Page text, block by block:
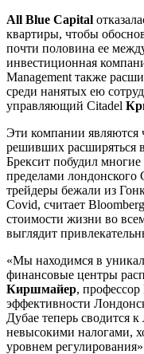
All Blue Capital
квартиры, чтобы
почти половина ее
инвестиционная
Management также
среди нанятых ею
управляющий Citadel
Эти компании
решивших расширяться
Брексит побудил
пределами лондонского
трейдеры бежали из
Covid, считает
стоимости жизни во
выглядит
«Мы находимся в
финансовые центры
Киршмайер,
эффективности
Дубае теперь сводится
невысокими налогами,
уровнем